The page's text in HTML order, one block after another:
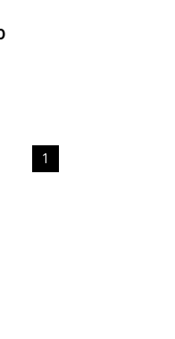
1